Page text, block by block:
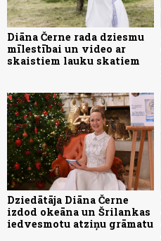
Diāna Černe rada dziesmu
mīlestībai un video ar
skaistiem lauku skatiem
Dziedātāja Diāna Černe
izdod okeāna un Šrilankas
iedvesmotu atziņu grāmatu